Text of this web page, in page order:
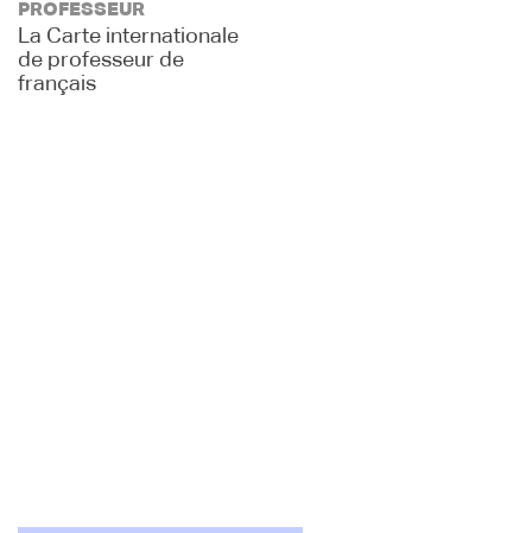
PROFESSEUR
La Carte internationale
de professeur de
français